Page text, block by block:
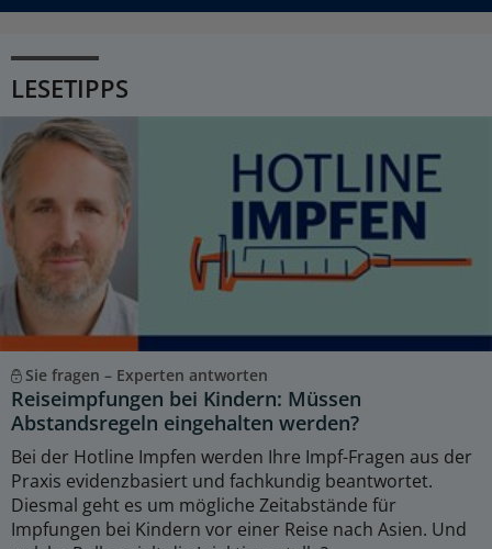
LESETIPPS
Sie fragen – Experten antworten
Reiseimpfungen bei Kindern: Müssen
Abstandsregeln eingehalten werden?
Bei der Hotline Impfen werden Ihre Impf-Fragen aus der
Praxis evidenzbasiert und fachkundig beantwortet.
Diesmal geht es um mögliche Zeitabstände für
Impfungen bei Kindern vor einer Reise nach Asien. Und